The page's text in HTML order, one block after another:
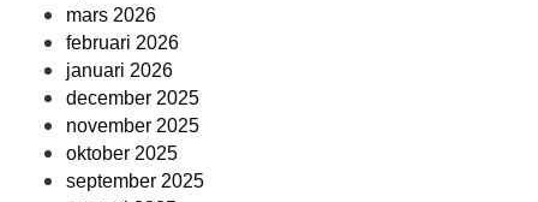
mars 2026
februari 2026
januari 2026
december 2025
november 2025
oktober 2025
september 2025